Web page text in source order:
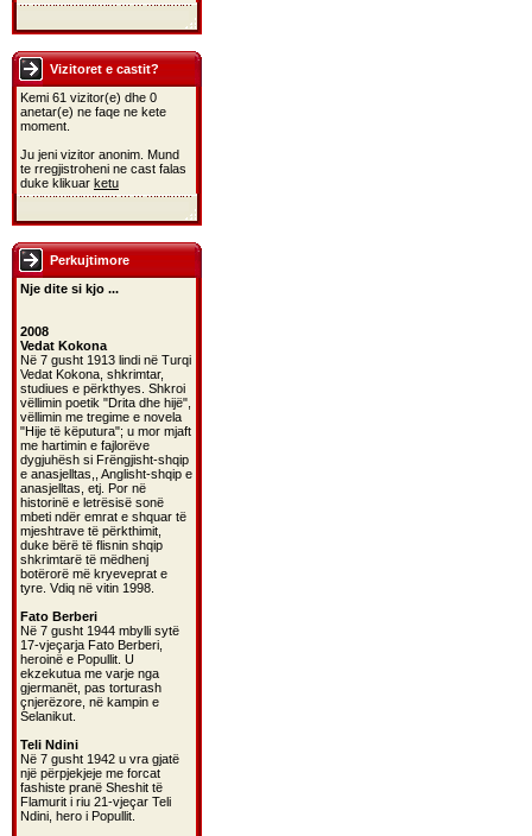
Vizitoret e castit?
Kemi 61 vizitor(e) dhe 0
anetar(e) ne faqe ne kete
moment.
Ju jeni vizitor anonim. Mund
te rregjistroheni ne cast falas
duke klikuar ketu
Perkujtimore
Nje dite si kjo ...
2008
Vedat Kokona
Në 7 gusht 1913 lindi në Turqi
Vedat Kokona, shkrimtar,
studiues e përkthyes. Shkroi
vëllimin poetik "Drita dhe hijë",
vëllimin me tregime e novela
"Hije të këputura"; u mor mjaft
me hartimin e fajlorëve
dygjuhësh si Frëngjisht-shqip
e anasjelltas,, Anglisht-shqip e
anasjelltas, etj. Por në
historinë e letrësisë sonë
mbeti ndër emrat e shquar të
mjeshtrave të përkthimit,
duke bërë të flisnin shqip
shkrimtarë të mëdhenj
botërorë më kryeveprat e
tyre. Vdiq në vitin 1998.
Fato Berberi
Në 7 gusht 1944 mbylli sytë
17-vjeçarja Fato Berberi,
heroinë e Popullit. U
ekzekutua me varje nga
gjermanët, pas torturash
çnjerëzore, në kampin e
Selanikut.
Teli Ndini
Në 7 gusht 1942 u vra gjatë
një përpjekjeje me forcat
fashiste pranë Sheshit të
Flamurit i riu 21-vjeçar Teli
Ndini, hero i Popullit.